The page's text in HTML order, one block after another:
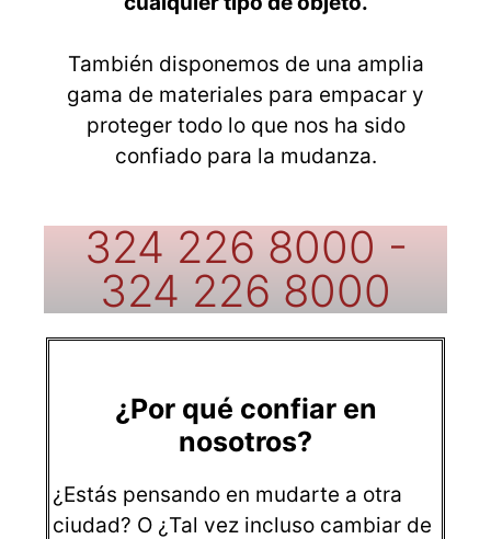
También disponemos de una amplia
gama de materiales para empacar y
proteger todo lo que nos ha sido
confiado para la mudanza.
324 226 8000 -
324 226 8000
¿Por qué confiar en
nosotros?
¿Estás pensando en mudarte a otra
ciudad? O ¿Tal vez incluso cambiar de